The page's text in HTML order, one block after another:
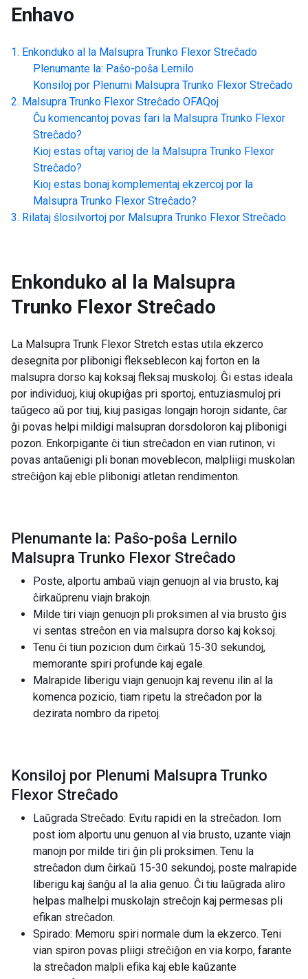
Enhavo
Enkonduko al la Malsupra Trunko Flexor Streĉado
Plenumante la: Paŝo-poŝa Lernilo
Konsiloj por Plenumi Malsupra Trunko Flexor Streĉado
Malsupra Trunko Flexor Streĉado OFAQoj
Ĉu komencantoj povas fari la Malsupra Trunko Flexor
Streĉado?
Kioj estas oftaj varioj de la Malsupra Trunko Flexor
Streĉado?
Kioj estas bonaj komplementaj ekzercoj por la
Malsupra Trunko Flexor Streĉado?
Rilataj ŝlosilvortoj por Malsupra Trunko Flexor Streĉado
Enkonduko al la Malsupra
Trunko Flexor Streĉado
La Malsupra Trunk Flexor Stretch estas utila ekzerco
desegnita por plibonigi flekseblecon kaj forton en la
malsupra dorso kaj koksaj fleksaj muskoloj. Ĝi estas ideala
por individuoj, kiuj okupiĝas pri sportoj, entuziasmuloj pri
taŭgeco aŭ por tiuj, kiuj pasigas longajn horojn sidante, ĉar
ĝi povas helpi mildigi malsupran dorsdoloron kaj plibonigi
pozon. Enkorpigante ĉi tiun streĉadon en vian rutinon, vi
povas antaŭenigi pli bonan moveblecon, malpliigi muskolan
streĉiĝon kaj eble plibonigi atletan rendimenton.
Plenumante la: Paŝo-poŝa Lernilo
Malsupra Trunko Flexor Streĉado
Poste, alportu ambaŭ viajn genuojn al via brusto, kaj
ĉirkaŭprenu viajn brakojn.
Milde tiri viajn genuojn pli proksimen al via brusto ĝis
vi sentas streĉon en via malsupra dorso kaj koksoj.
Tenu ĉi tiun pozicion dum ĉirkaŭ 15-30 sekundoj,
memorante spiri profunde kaj egale.
Malrapide liberigu viajn genuojn kaj revenu ilin al la
komenca pozicio, tiam ripetu la streĉadon por la
dezirata nombro da ripetoj.
Konsiloj por Plenumi Malsupra Trunko
Flexor Streĉado
Laŭgrada Streĉado: Evitu rapidi en la streĉadon. Iom
post iom alportu unu genuon al via brusto, uzante viajn
manojn por milde tiri ĝin pli proksimen. Tenu la
streĉadon dum ĉirkaŭ 15-30 sekundoj, poste malrapide
liberigu kaj ŝanĝu al la alia genuo. Ĉi tiu laŭgrada aliro
helpas malhelpi muskolajn streĉojn kaj permesas pli
efikan streĉadon.
Spirado: Memoru spiri normale dum la ekzerco. Teni
vian spiron povas pliigi streĉiĝon en via korpo, farante
la streĉadon malpli efika kaj eble kaŭzante